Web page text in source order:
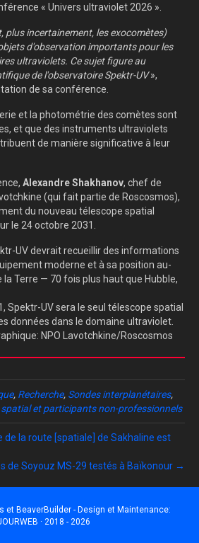
« Univers ultraviolet 2026 ».
plus incertainement, les exocomètes)
d'observation importants pour les
ultraviolets. Ce sujet figure au
de l'observatoire Spektr-UV»,
de sa conférence.
et la photométrie des comètes sont
et que des instruments ultraviolets
de manière significative à leur
Alexandre Shakhanov, chef de
(qui fait partie de Roscosmos),
du nouveau télescope spatial
le 24 octobre 2031.
UV devrait recueillir des informations
moderne et à sa position au-
Terre — 70 fois plus haut que Hubble,
Spektr-UV sera le seul télescope spatial
données dans le domaine ultraviolet.
NPO Lavotchkine/Roscosmos
, Recherche, Sondes interplanétaires,
spatial et participants non-professionnels
la route [spatiale] de Sakhaline est
de Soyouz MS-29 testés à Baïkonour →
et BeaverBuilder - Design et Maintenance:
· 2018 - 2026